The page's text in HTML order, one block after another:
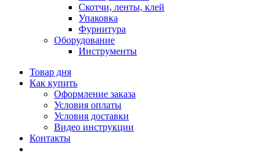
Скотчи, ленты, клей
Упаковка
Фурнитура
Оборудование
Инструменты
Товар дня
Как купить
Оформление заказа
Условия оплаты
Условия доставки
Видео инструкции
Контакты